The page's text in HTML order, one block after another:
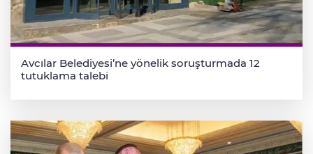
Avcılar Belediyesi’ne yönelik soruşturmada 12
tutuklama talebi